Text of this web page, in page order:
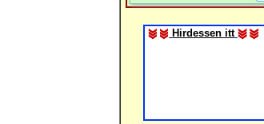
Hirdessen itt